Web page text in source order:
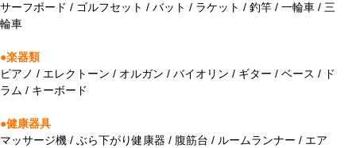
サーフボード / ゴルフセット / バット / ラケット / 釣竿 / 一輪車 / 三
輪車
●楽器類
ピアノ / エレクトーン / オルガン / バイオリン / ギター / ベース / ド
ラム / キーボード
●健康器具
マッサージ機 / ぶら下がり健康器 / 腹筋台 / ルームランナー / エア